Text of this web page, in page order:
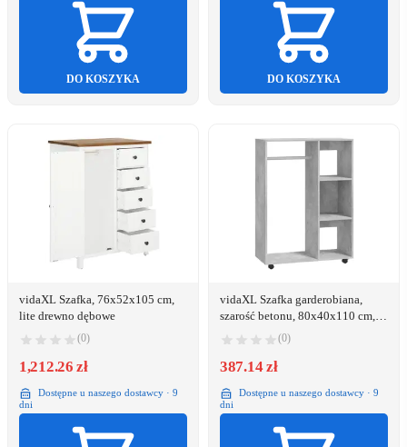
DO KOSZYKA DO KOSZYKA
vidaXL Szafka, 76x52x105 cm,
lite drewno dębowe
(0)
1,212.26 zł
Dostępne u naszego dostawcy · 9
dni
vidaXL Szafka garderobiana,
szarość betonu, 80x40x110 cm,
(0)
387.14 zł
Dostępne u naszego dostawcy · 9
dni